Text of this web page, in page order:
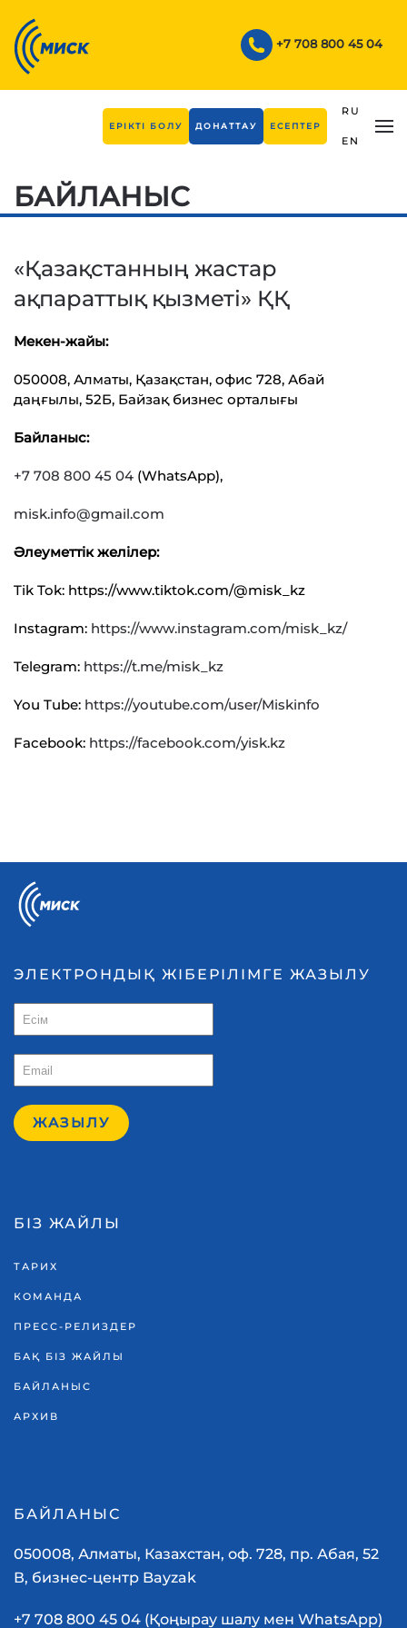
Skip to main content +7 708 800 45 04
ЕРІКТІ БОЛУ ДОНАТТАУ ЕСЕПТЕР
RU
EN
БАЙЛАНЫС
«Қазақстанның жастар
ақпараттық қызметі» ҚҚ
Мекен-жайы:
050008, Алматы, Қазақстан, офис 728, Абай
даңғылы, 52Б, Байзақ бизнес орталығы
Байланыс:
+7 708 800 45 04 (WhatsApp),
misk.info@gmail.com
Әлеуметтік желілер:
Tik Tok: https://www.tiktok.com/@misk_kz
Instagram: https://www.instagram.com/misk_kz/
Telegram: https://t.me/misk_kz
You Tube: https://youtube.com/user/Miskinfo
Facebook: https://facebook.com/yisk.kz
ЭЛЕКТРОНДЫҚ ЖІБЕРІЛІМГЕ ЖАЗЫЛУ
ЖАЗЫЛУ
БІЗ ЖАЙЛЫ
ТАРИХ
КОМАНДА
ПРЕСС-РЕЛИЗДЕР
БАҚ БІЗ ЖАЙЛЫ
БАЙЛАНЫС
АРХИВ
БАЙЛАНЫС
050008, Алматы, Казахстан, оф. 728, пр. Абая, 52
В, бизнес-центр Bayzak
+7 708 800 45 04 (Қоңырау шалу мен WhatsApp)